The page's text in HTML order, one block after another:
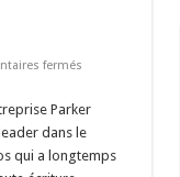
ferméssur
ses
ans
avec
le
Parker
dans le
qui a longtemps